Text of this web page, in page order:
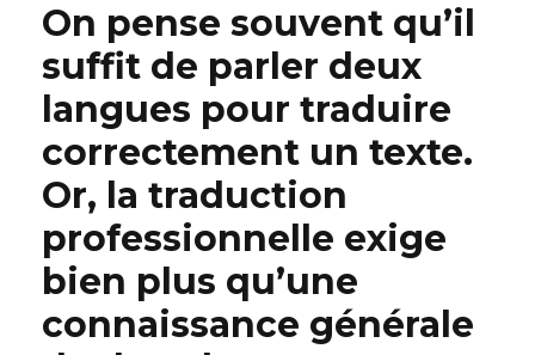
On pense souvent qu’il
suffit de parler deux
langues pour traduire
correctement un texte.
Or, la traduction
professionnelle exige
bien plus qu’une
connaissance générale